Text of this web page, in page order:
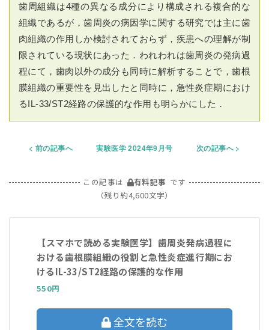
歯周組織は4種の異なる成分により構成される複合的な
組織であるが，歯周炎の病因学に関する研究では主に歯
肉組織の作用しか検討されておらず，疾患への理解が制
限されている現状にあった．われわれは歯周炎の発病過
程にて，歯肉以外の成分も同時に解析することで，歯根
膜組織の重要性を見出したと同時に，急性炎症期におけ
るIL-33/ST2経路の保護的な作用も明らかにした．
前の記事へ 実験医学 2024年9月号 次の記事へ
この記事は 有料記事 です
（残り約4,600文字）
【スマホで読める実験医学】歯周炎発病過程に
おける歯根膜組織の役割と急性炎症進行期にお
けるIL-33/ST2経路の保護的な作用
550円
全文を読む